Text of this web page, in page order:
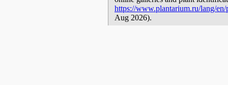
https://www.plantarium.ru/lang/
Aug 2026).